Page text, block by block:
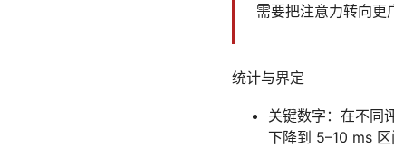
需要把注意力转向更
统计与界定
关键数字：在不同
下降到 5–10 ms 区